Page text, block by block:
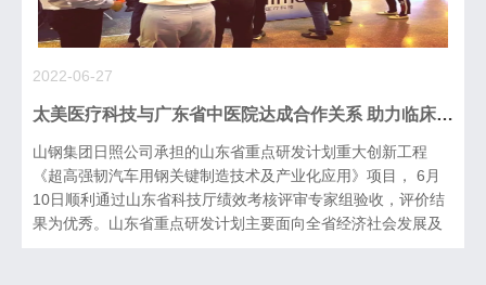
2022-06-27
太美医疗科技与广东省中医院达成合作关系 助力临床试验机构高质量发展
山钢集团日照公司承担的山东省重点研发计划重大创新工程
《超高强韧汽车用钢关键制造技术及产业化应用》项目， 6月
10日顺利通过山东省科技厅绩效考核评审专家组验收，评价结
果为优秀。山东省重点研发计划主要面向全省经济社会发展及